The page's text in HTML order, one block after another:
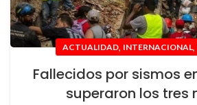
ACTUALIDAD, INTERNACIONAL,
Fallecidos por sismos
superaron los tres